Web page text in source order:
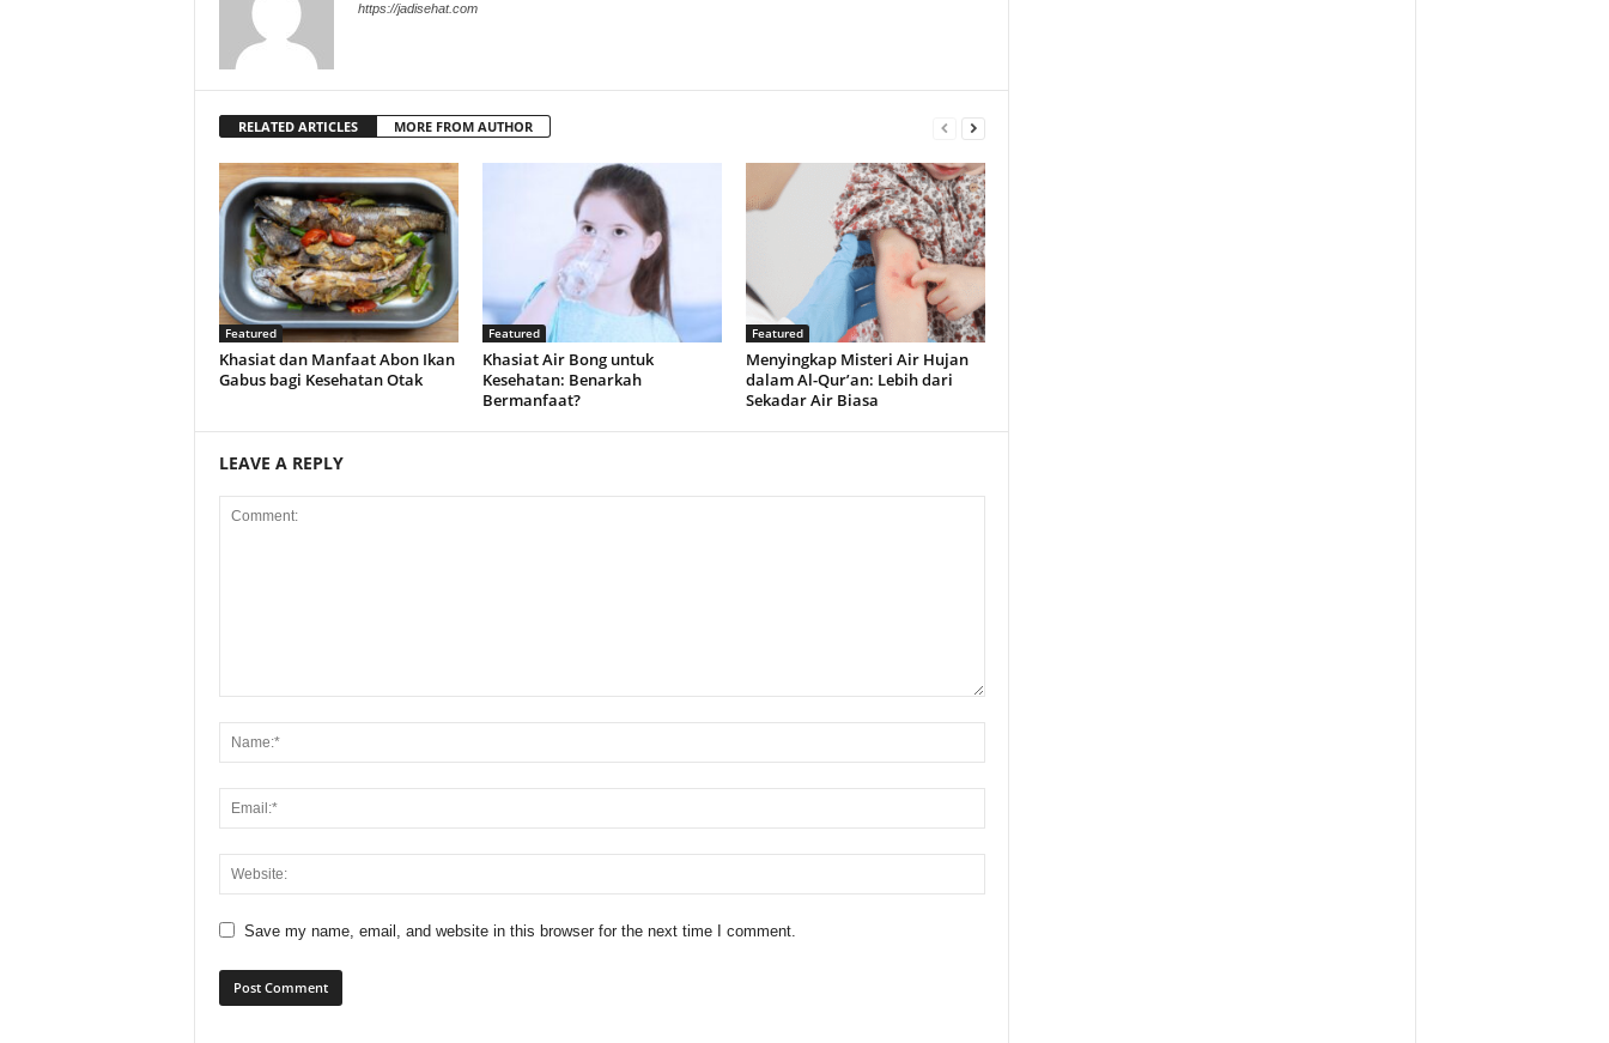
https://jadisehat.com
RELATED ARTICLES MORE FROM AUTHOR
Featured
Khasiat dan Manfaat Abon Ikan
Gabus bagi Kesehatan Otak
Featured
Khasiat Air Bong untuk
Kesehatan: Benarkah
Bermanfaat?
Featured
Menyingkap Misteri Air Hujan
dalam Al-Qur’an: Lebih dari
Sekadar Air Biasa
LEAVE A REPLY
Save my name, email, and website in this browser for the next time I comment.